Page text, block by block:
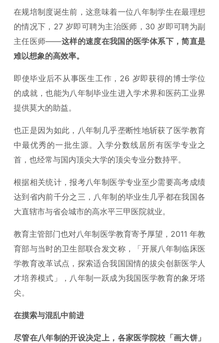
在规培制度诞生前，这意味着一位八年制学生在最理想
的情况下，27 岁即可聘为主治医师，30 岁即可聘为副
主任医师——这样的速度在我国的医学体系下，简直是
难以想象的高效率。
即使毕业后不从事医生工作，26 岁即获得的博士学位
的成就，也能为八年制毕业生进入学术界和医药工业界
提供莫大的助益。
也正是因为如此，八年制几乎垄断性地斩获了医学教育
中最优秀的一批生源。入学分数线居所有医学专业之
首，也经常与国内顶尖大学的顶尖专业分数持平。
根据相关统计，报考八年制医学专业至少需要高考成绩
达到省内前千分之三，八年制的毕业生几乎都在我国各
大直辖市与省会城市的高水平三甲医院就业。
教育主管部门也对八年制医学教育寄予厚望，2011 年教
育部与当时的卫生部联合发文称，「开展八年制临床医
学教育改革试点，探索适合我国国情的拔尖创新医学人
才培养模式」，八年制一跃成为我国医学教育的象牙塔
尖。
在摸索与混乱中前进
尽管在八年制的开设决定上，各家医学院校「画大饼」